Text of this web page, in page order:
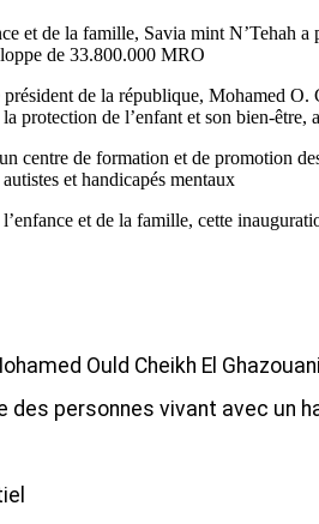
et de la famille, Savia mint N’Tehah
de 33.800.000 MRO.
de la république, Mohamed
protection de l’enfant et son bien-être,
centre de formation et de promotion
et handicapés mentaux.
et de la famille, cette
Ould Cheikh El
des personnes vivant avec
: